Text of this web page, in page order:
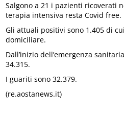
Salgono a 21 i pazienti ricoverati
terapia intensiva resta Covid free.
Gli attuali positivi sono 1.405 di
domiciliare.
Dall’inizio dell’emergenza
34.315.
I guariti sono 32.379.
(re.aostanews.it)